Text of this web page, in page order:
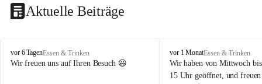
Aktuelle Beiträge
B
u
vor 6 TagenEssen & Trinken
Wir freuen uns auf Ihren Besuch 😃
B
u
s
vor 1 MonatEssen & Trinken
Wir haben von Mittwoch
15 Uhr geöffnet, und